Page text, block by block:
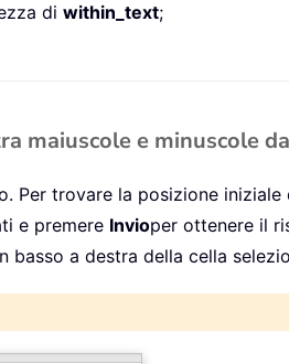
di within_text;
maiuscole e minuscole
Per trovare la posizione iniziale
e premere Invioper ottenere il
basso a destra della cella